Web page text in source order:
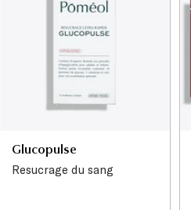
Glucopulse
Resucrage du sang